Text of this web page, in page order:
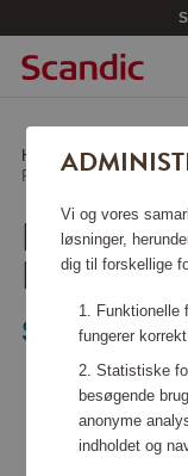
Hjem /Tasker &
PRO-DLX 6 Rygsæk
PRO-
EKSP.
Samsonite
Vi og vores
løsninger,
dig til forskellige
Funktionelle
fungerer
Statistiske
besøgende
anonyme
indholdet og